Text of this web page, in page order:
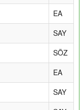
EA
SAY
SÖZ
EA
SAY